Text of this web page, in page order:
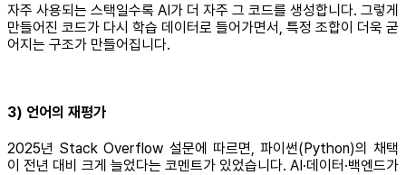
자주 사용되는 스택일수록 AI가 더 자주 그 코드를 생성합니다. 그렇게
만들어진 코드가 다시 학습 데이터로 들어가면서, 특정 조합이 더욱 굳
어지는 구조가 만들어집니다.
3) 언어의 재평가
2025년 Stack Overflow 설문에 따르면, 파이썬(Python)의 채택
이 전년 대비 크게 늘었다는 코멘트가 있었습니다. AI·데이터·백엔드가